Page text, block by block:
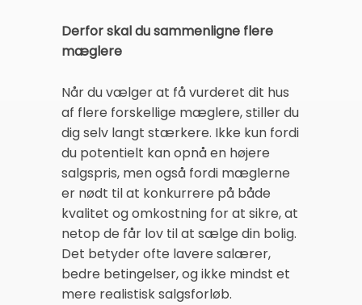
Derfor skal du sammenligne flere
mæglere
Når du vælger at få vurderet dit hus
af flere forskellige mæglere, stiller du
dig selv langt stærkere. Ikke kun fordi
du potentielt kan opnå en højere
salgspris, men også fordi mæglerne
er nødt til at konkurrere på både
kvalitet og omkostning for at sikre, at
netop de får lov til at sælge din bolig.
Det betyder ofte lavere salærer,
bedre betingelser, og ikke mindst et
mere realistisk salgsforløb.